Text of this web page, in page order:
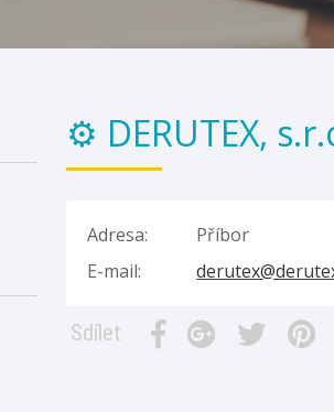
⚙️ DERUTEX,
Adresa:
Příbor
E-mail:
Sdílet